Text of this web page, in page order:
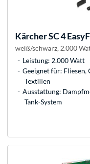
KärcherSC 4
weiß/schwarz, 2.000
Leistung: 2.000 Watt
Geeignet für: Fliesen,
Textilien
Ausstattung:
Tank-System